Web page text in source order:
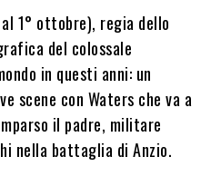
1° ottobre), regia dello
del colossale
in questi anni: un
scene con Waters che va a
il padre, militare
nella battaglia di Anzio.